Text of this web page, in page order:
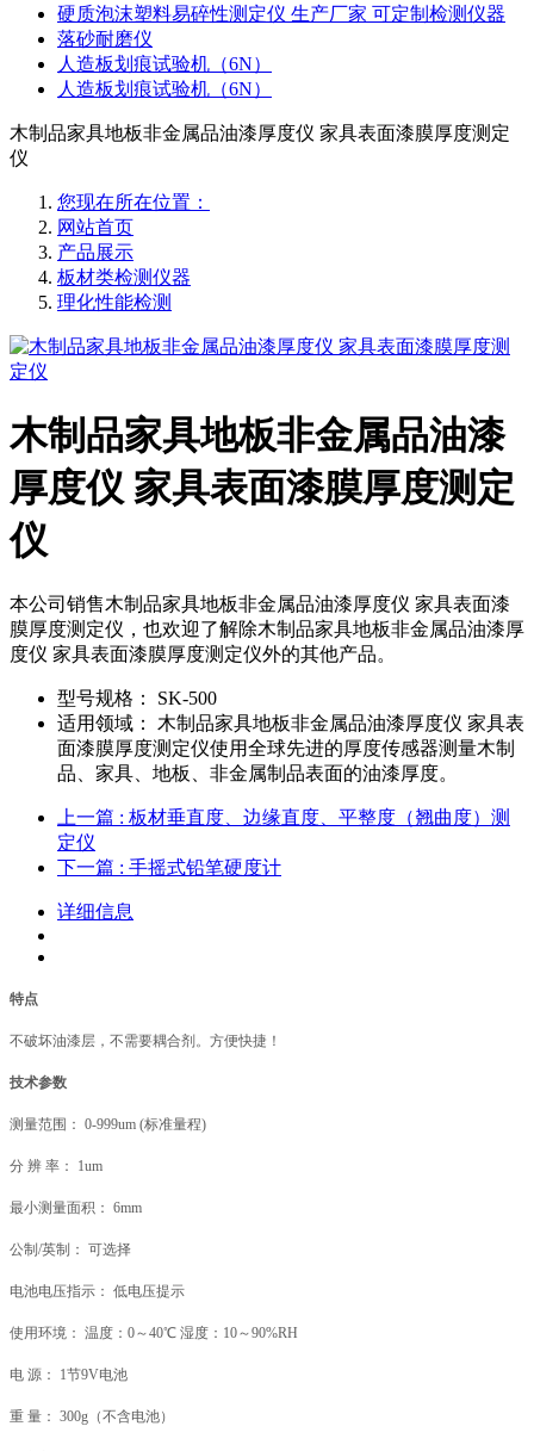
硬质泡沫塑料易碎性测定仪 生产厂家 可定制检测仪器
落砂耐磨仪
人造板划痕试验机（6N）
人造板划痕试验机（6N）
木制品家具地板非金属品油漆厚度仪 家具表面漆膜厚度测定
仪
您现在所在位置：
网站首页
产品展示
板材类检测仪器
理化性能检测
木制品家具地板非金属品油漆
厚度仪 家具表面漆膜厚度测定
仪
本公司销售木制品家具地板非金属品油漆厚度仪 家具表面漆
膜厚度测定仪，也欢迎了解除木制品家具地板非金属品油漆厚
度仪 家具表面漆膜厚度测定仪外的其他产品。
型号规格：
SK-500
适用领域：
木制品家具地板非金属品油漆厚度仪 家具表
面漆膜厚度测定仪使用全球先进的厚度传感器测量木制
品、家具、地板、非金属制品表面的油漆厚度。
上一篇 : 板材垂直度、边缘直度、平整度（翘曲度）测
定仪
下一篇 : 手摇式铅笔硬度计
详细信息
特点
不破坏油漆层，不需要耦合剂。方便快捷！
技术参数
测量范围： 0-999um (标准量程)
分 辨 率： 1um
最小测量面积： 6mm
公制/英制： 可选择
电池电压指示： 低电压提示
使用环境： 温度：0～40℃ 湿度：10～90%RH
电 源： 1节9V电池
重 量： 300g（不含电池）